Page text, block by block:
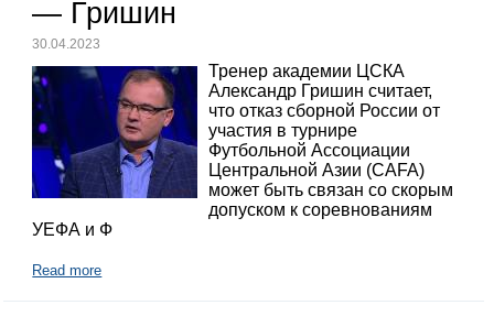
— Гришин
30.04.2023
Тренер академии ЦСКА
Александр Гришин считает,
что отказ сборной России от
участия в турнире
Футбольной Ассоциации
Центральной Азии (CAFA)
может быть связан со скорым
допуском к соревнованиям
УЕФА и Ф
Read more